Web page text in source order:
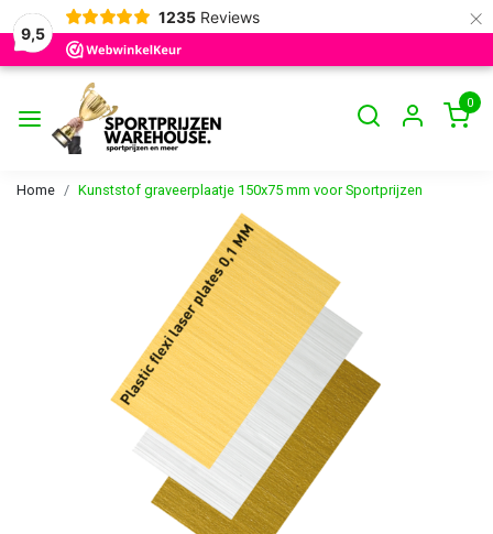
9,5
1235 Reviews ×
0
Home Kunststof graveerplaatje 150x75 mm voor Sportprijzen